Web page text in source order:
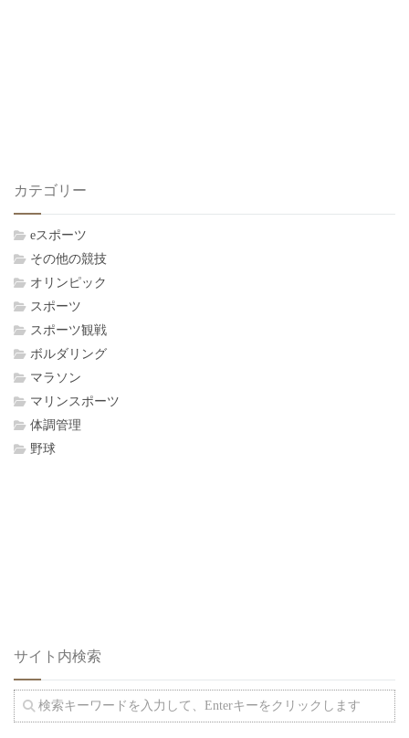
カテゴリー
eスポーツ
その他の競技
オリンピック
スポーツ
スポーツ観戦
ボルダリング
マラソン
マリンスポーツ
体調管理
野球
サイト内検索